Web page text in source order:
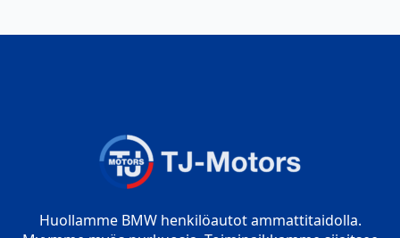
Huollamme BMW henkilöautot ammattitaidolla.